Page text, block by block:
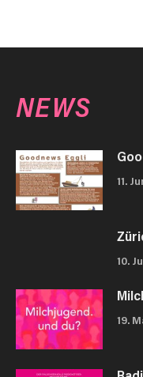
NEWS
11.
10.
19.